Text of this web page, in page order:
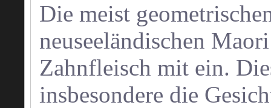
Die meist
neuseeländischen
Zahnfleisch mit ein.
insbesondere die